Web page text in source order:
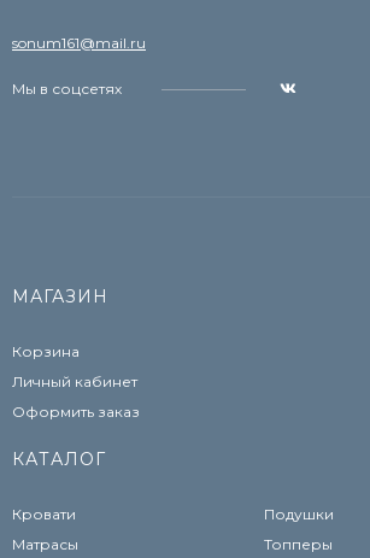
sonum161@mail.ru
Мы в соцсетях
МАГАЗИН
Корзина
Личный кабинет
Оформить заказ
КАТАЛОГ
Кровати
Матрасы
Подушки
Топперы